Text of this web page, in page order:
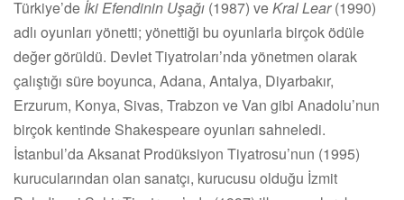
Türkiye’de İki Efendinin Uşağı (1987) veKral Lear(1990)
adlı oyunları yönetti; yönettiği bu oyunlarla birçok ödüle
değer görüldü. Devlet Tiyatroları’nda yönetmen olarak
çalıştığı süre boyunca, Adana, Antalya, Diyarbakır,
Erzurum, Konya, Sivas, Trabzon ve Van gibi Anadolu’nun
birçok kentinde Shakespeare oyunları sahneledi.
İstanbul’da Aksanat Prodüksiyon Tiyatrosu’nun (1995)
kurucularından olan sanatçı, kurucusu olduğu İzmit